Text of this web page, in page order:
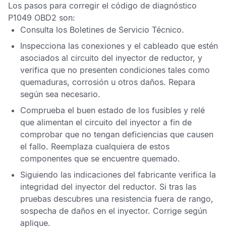
Los pasos para corregir el código de diagnóstico
P1049 OBD2 son:
Consulta los Boletines de Servicio Técnico.
Inspecciona las conexiones y el cableado que estén
asociados al circuito del inyector de reductor, y
verifica que no presenten condiciones tales como
quemaduras, corrosión u otros daños. Repara
según sea necesario.
Comprueba el buen estado de los fusibles y relé
que alimentan el circuito del inyector a fin de
comprobar que no tengan deficiencias que causen
el fallo. Reemplaza cualquiera de estos
componentes que se encuentre quemado.
Siguiendo las indicaciones del fabricante verifica la
integridad del inyector del reductor. Si tras las
pruebas descubres una resistencia fuera de rango,
sospecha de daños en el inyector. Corrige según
aplique.